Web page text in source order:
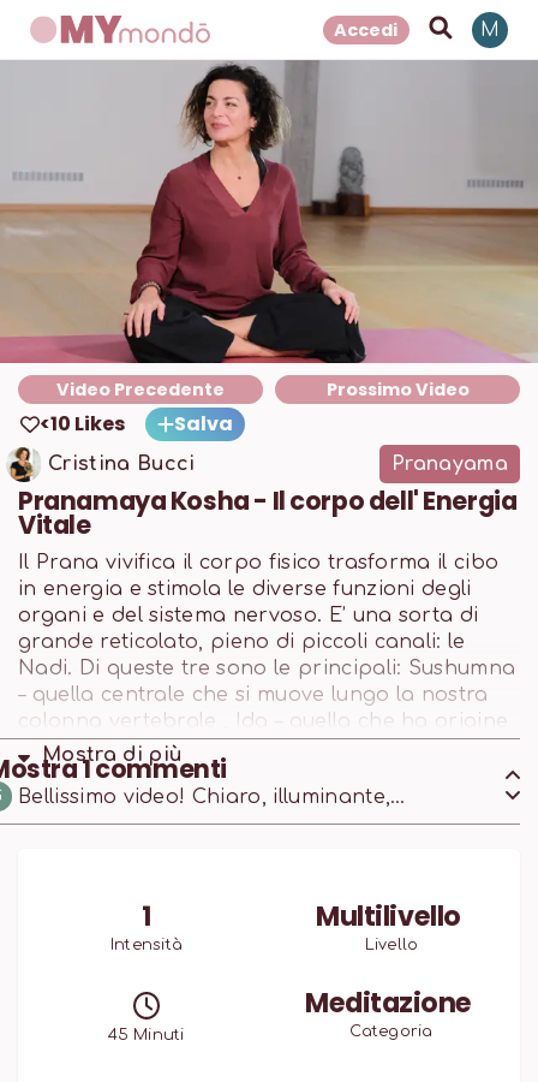
Accedi M
Video Precedente Prossimo Video
<10 Likes Salva
Cristina Bucci Pranayama
Pranamaya Kosha - Il corpo dell' Energia
Vitale
Il Prana vivifica il corpo fisico trasforma il cibo
in energia e stimola le diverse funzioni degli
organi e del sistema nervoso. E’ una sorta di
grande reticolato, pieno di piccoli canali: le
Nadi. Di queste tre sono le principali: Sushumna
– quella centrale che si muove lungo la nostra
colonna vertebrale , Ida – quella che ha origine
a sinistra della colonna, e Pingala – che ha
origine a destra. Il movimento del Prana attiva
anche i sette Chakra, centri energetici che si
trovano appunto lungo il percorso che fa la
Mostra di più
1commenti
Bellissimo video! Chiaro, illuminante,
appassionante, prezioso. Grazie Cristina
1
Intensità
Multilivello
Livello
45 Minuti
Meditazione
Categoria